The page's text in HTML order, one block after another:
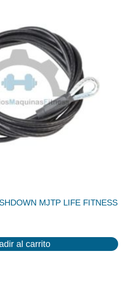
MJTP LIFE FITNESS
al carrito